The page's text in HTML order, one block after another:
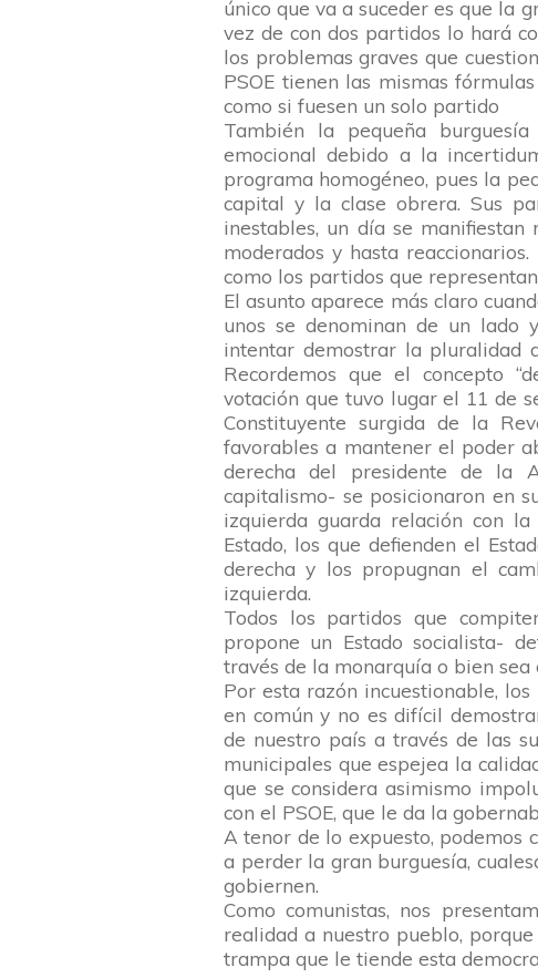
único que va a suceder es que la
vez de con dos partidos lo hará
los problemas graves que
PSOE tienen las mismas
como si fuesen un solo partido
También la pequeña
emocional debido a la
programa homogéneo, pues la
capital y la clase obrera. Sus
inestables, un día se
moderados y hasta
como los partidos que
El asunto aparece más claro
unos se denominan de un lado
intentar demostrar la pluralidad
Recordemos que el concepto
votación que tuvo lugar el 11 de
Constituyente surgida de la
favorables a mantener el poder
derecha del presidente de la
capitalismo- se posicionaron en
izquierda guarda relación con
Estado, los que defienden el
derecha y los propugnan el
izquierda.
Todos los partidos que
propone un Estado socialista-
través de la monarquía o bien
Por esta razón incuestionable, los
en común y no es difícil
de nuestro país a través de las
municipales que espejea la
que se considera asimismo
con el PSOE, que le da la
A tenor de lo expuesto, podemos
a perder la gran burguesía,
gobiernen.
Como comunistas, nos
realidad a nuestro pueblo,
trampa que le tiende esta